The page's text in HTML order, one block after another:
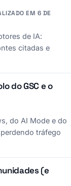
EM 6 DE
de IA:
citadas e
do GSC e o
do AI Mode e do
tráfego
(e